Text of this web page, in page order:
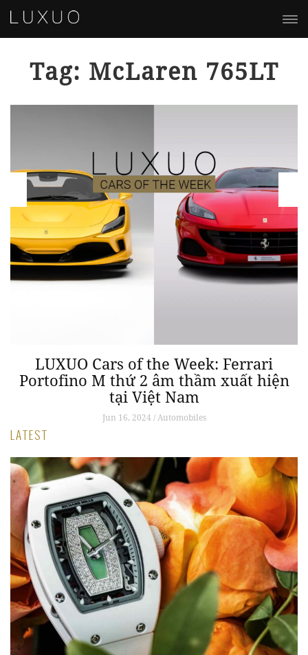
Tag: McLaren 765LT
LUXUO Cars of the Week: Ferrari
Portofino M thứ 2 âm thầm xuất hiện
tại Việt Nam
Jun 16, 2024 / Automobiles
LATEST